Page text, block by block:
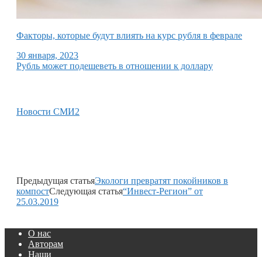
Факторы, которые будут влиять на курс рубля в феврале
30 января, 2023
Рубль может подешеветь в отношении к доллару
Новости СМИ2
Предыдущая статьяЭкологи превратят покойников в
компостСледующая статья“Инвест-Регион” от
25.03.2019
О нас
Авторам
Наши